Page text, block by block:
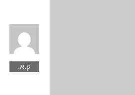
ק.א.